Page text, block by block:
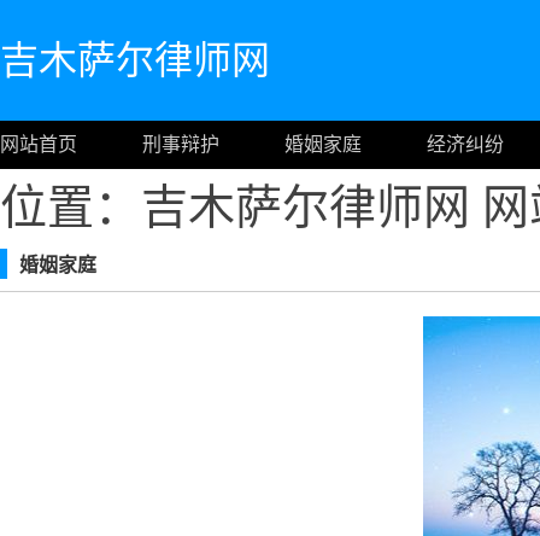
吉木萨尔律师网
网站首页 刑事辩护 婚姻家庭 经济纠纷
位置：吉木萨尔律师网
婚姻家庭